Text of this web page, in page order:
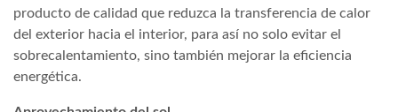
producto de calidad que reduzca la transferencia de calor
del exterior hacia el interior, para así no solo evitar el
sobrecalentamiento, sino también mejorar la eficiencia
energética.